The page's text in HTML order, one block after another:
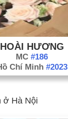
HOÀI HƯƠNG
MC #186
Chí Minh #2023
ở Hà Nội